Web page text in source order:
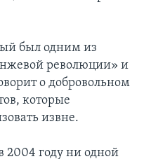
был одним из
революции» и
о добровольном
которые
извне.
2004 году ни одной